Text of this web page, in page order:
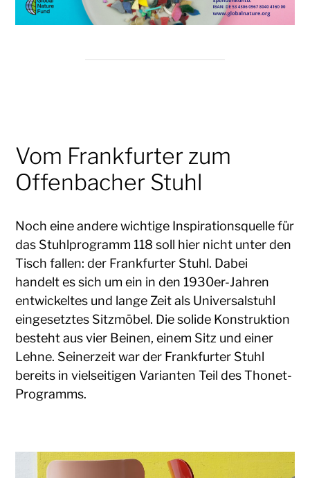
Vom Frankfurter zum
Offenbacher Stuhl
Noch eine andere wichtige Inspirationsquelle für
das Stuhlprogramm 118 soll hier nicht unter den
Tisch fallen: der Frankfurter Stuhl. Dabei
handelt es sich um ein in den 1930er-Jahren
entwickeltes und lange Zeit als Universalstuhl
eingesetztes Sitzmöbel. Die solide Konstruktion
besteht aus vier Beinen, einem Sitz und einer
Lehne. Seinerzeit war der Frankfurter Stuhl
bereits in vielseitigen Varianten Teil des Thonet-
Programms.